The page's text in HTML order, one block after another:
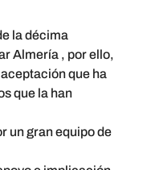
la décima
Almería, por ello,
que ha
que la han
un gran equipo de